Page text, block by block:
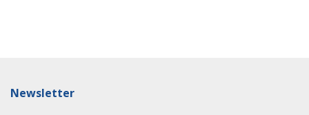
Newsletter